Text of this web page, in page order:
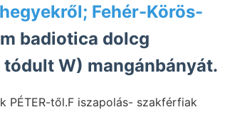
Fehér-Körös-
badiotica dolcg
W) mangánbányát.